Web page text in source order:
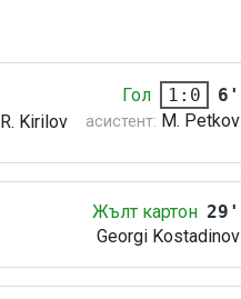
Гол 1:0
6'
R. Kirilov
асистент: M. Petkov
Жълт картон 29'
Georgi Kostadinov